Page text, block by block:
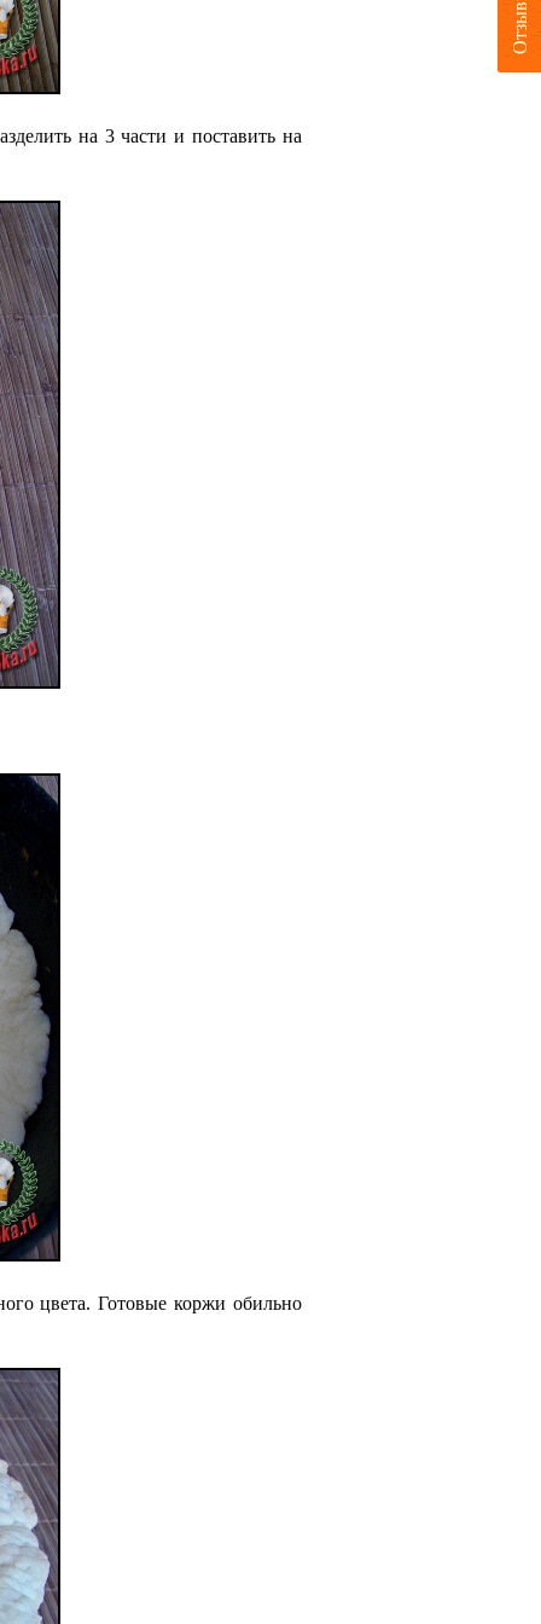
на 3 части и поставить на
цвета. Готовые коржи обильно
Отзывы